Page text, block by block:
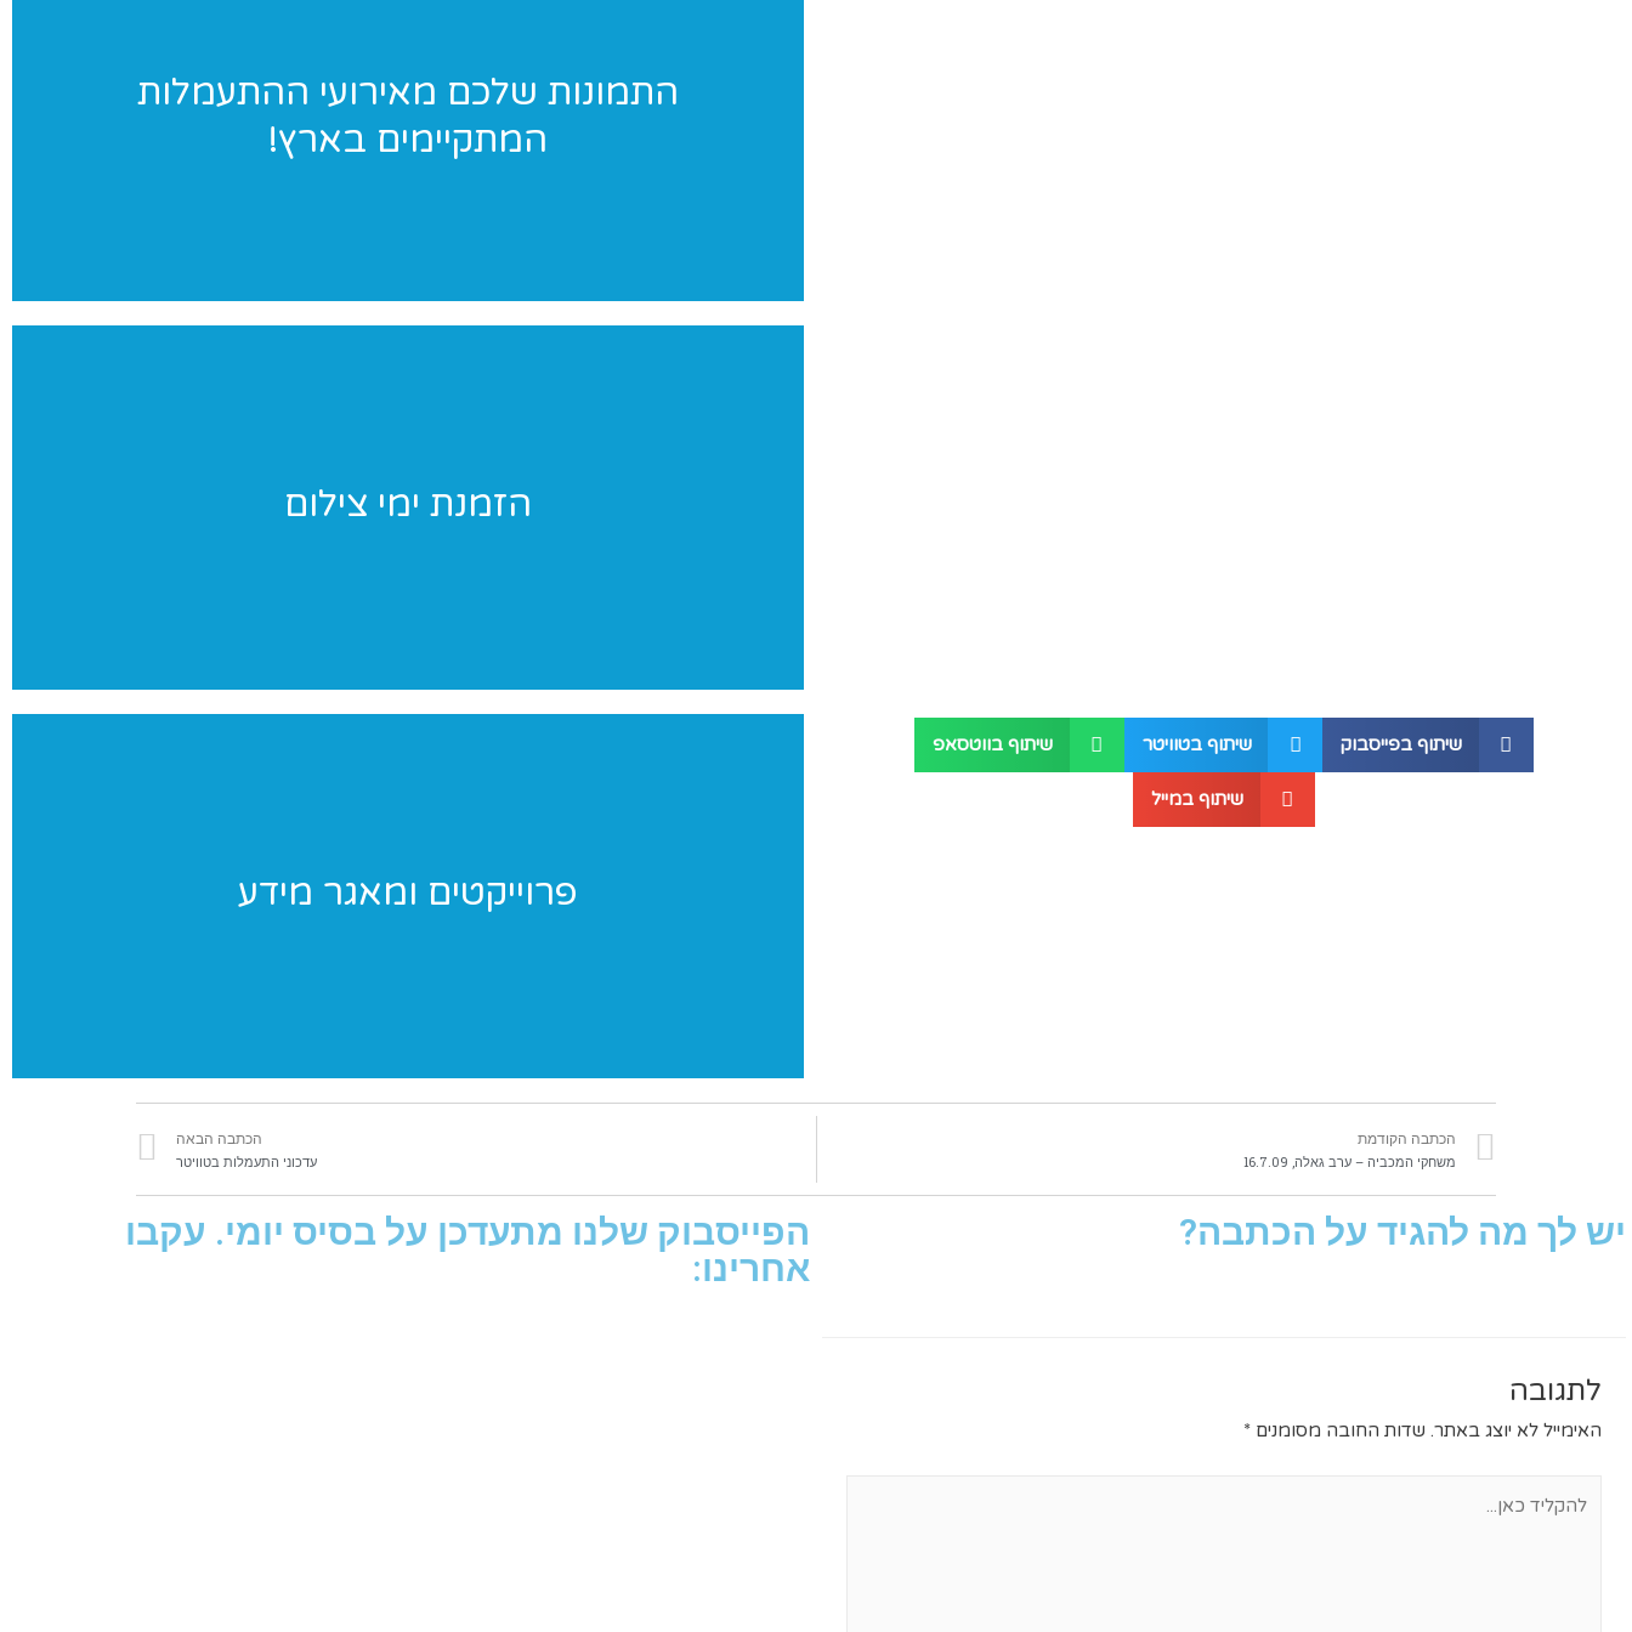
שיתוף בפייסבוק שיתוף בטוויטר שיתוף בווטסאפ
שיתוף במייל
התמונות שלכם מאירועי ההתעמלות
המתקיימים בארץ!
ג׳ימאניה בתמונות
אנחנו מגיעים לצלם במגוון אירועי התעמלות בארץ. לחצו לאתר הגלריות שלנו
הזמנת ימי צילום
יש לכם תחרות? הופעה? מעוניינים בצילומי סטודיו לנבחרת שלכם? אנחנו נבוא אליכם ליום
פרוייקטים ומאגר מידע
פרוייקטים מיוחדים שאנו מבצעים ומאגר מידע בנושאי התעמלות
הכתבה הקודמת
משחקי המכביה – ערב גאלה, 16.7.09
הכתבה הבאה
עדכוני התעמלות בטוויטר
יש לך מה להגיד על הכתבה?
לתגובה
האימייל לא יוצג באתר. שדות החובה מסומנים *
הפייסבוק שלנו מתעדכן על בסיס יומי. עקבו
אחרינו: